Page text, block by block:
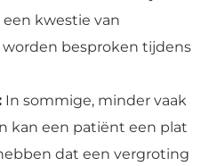
kwestie van
besproken tijdens
In sommige, minder vaak
kan een patiënt een plat
dat een vergroting